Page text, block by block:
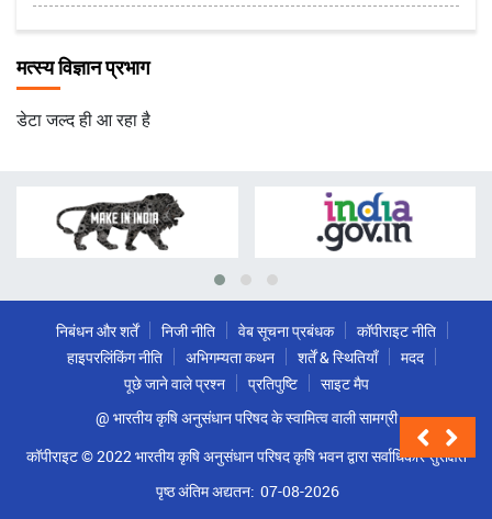
मत्स्य विज्ञान प्रभाग
डेटा जल्द ही आ रहा है
निबंधन और शर्तें निजी नीति वेब सूचना प्रबंधक
कॉपीराइट नीति
हाइपरलिंकिंग नीति
अभिगम्यता कथन शर्तें & स्थितियाँ
मदद
पूछे जाने वाले प्रश्न
प्रतिपुष्टि
साइट मैप
@ भारतीय कृषि अनुसंधान परिषद के स्वामित्व वाली सामग्री
कॉपीराइट © 2022 भारतीय कृषि अनुसंधान परिषद कृषि भवन द्वारा सर्वाधिकार सुरक्षित
पृष्ठ अंतिम अद्यतन: 07-08-2026